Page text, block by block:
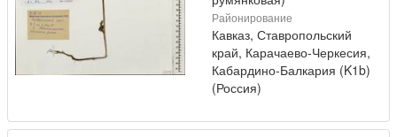
Районирование
Кавказ, Ставропольский
край, Карачаево-Черкесия,
Кабардино-Балкария (K1b)
(Россия)